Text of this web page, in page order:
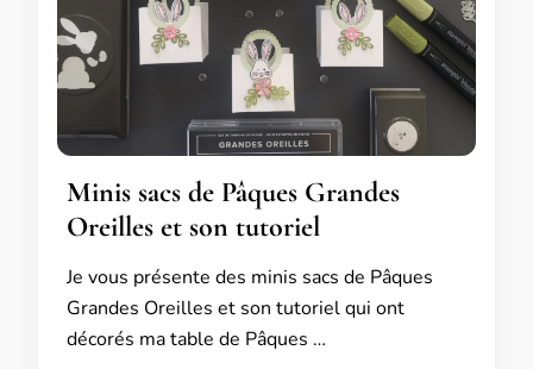
Minis sacs de Pâques Grandes
Oreilles et son tutoriel
Je vous présente des minis sacs de Pâques
Grandes Oreilles et son tutoriel qui ont
décorés ma table de Pâques …